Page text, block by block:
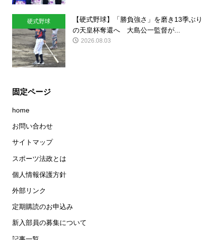
硬式野球
【硬式野球】「勝負強さ」を磨き13季ぶり
の天皇杯奪還へ 大島公一監督が...
2026.08.03
固定ページ
home
お問い合わせ
サイトマップ
スポーツ法政とは
個人情報保護方針
外部リンク
定期購読のお申込み
新入部員の募集について